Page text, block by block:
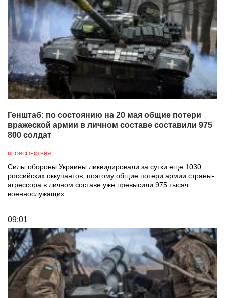
Генштаб: по состоянию на 20 мая общие потери
вражеской армии в личном составе составили 975
800 солдат
ПРОИСШЕСТВИЯ
Силы обороны Украины ликвидировали за сутки еще 1030
российских оккупантов, поэтому общие потери армии страны-
агрессора в личном составе уже превысили 975 тысяч
военнослужащих.
09:01